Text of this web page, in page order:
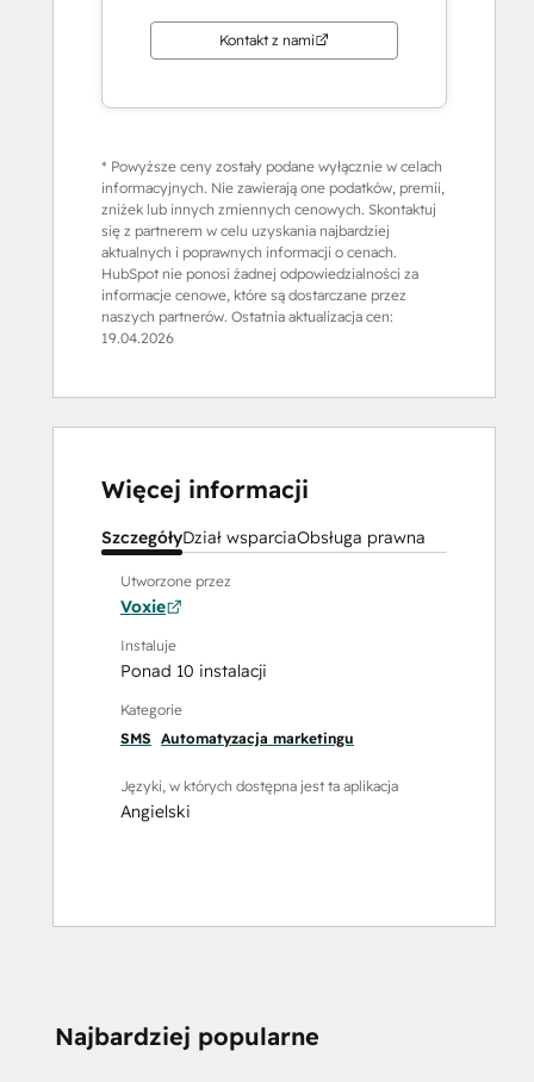
Kontakt z nami
* Powyższe ceny zostały podane wyłącznie w celach
informacyjnych. Nie zawierają one podatków, premii,
zniżek lub innych zmiennych cenowych. Skontaktuj
się z partnerem w celu uzyskania najbardziej
aktualnych i poprawnych informacji o cenach.
HubSpot nie ponosi żadnej odpowiedzialności za
informacje cenowe, które są dostarczane przez
naszych partnerów. Ostatnia aktualizacja cen:
19.04.2026
Więcej informacji
SzczegółyDział wsparciaObsługa prawna
Utworzone przez
Voxie
Instaluje
Ponad 10 instalacji
Kategorie
SMS Automatyzacja marketingu
Języki, w których dostępna jest ta aplikacja
Angielski
Najbardziej popularne